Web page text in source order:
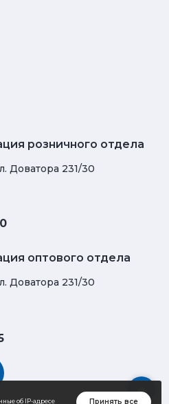
розничного отдела
Доватора 231/30
оптового отдела
Доватора 231/30
об IP-адресе Принять все